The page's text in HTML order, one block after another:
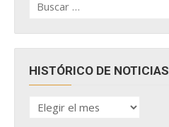
por:
HISTÓRICO DE NOTICIAS
HISTÓRICO
DE